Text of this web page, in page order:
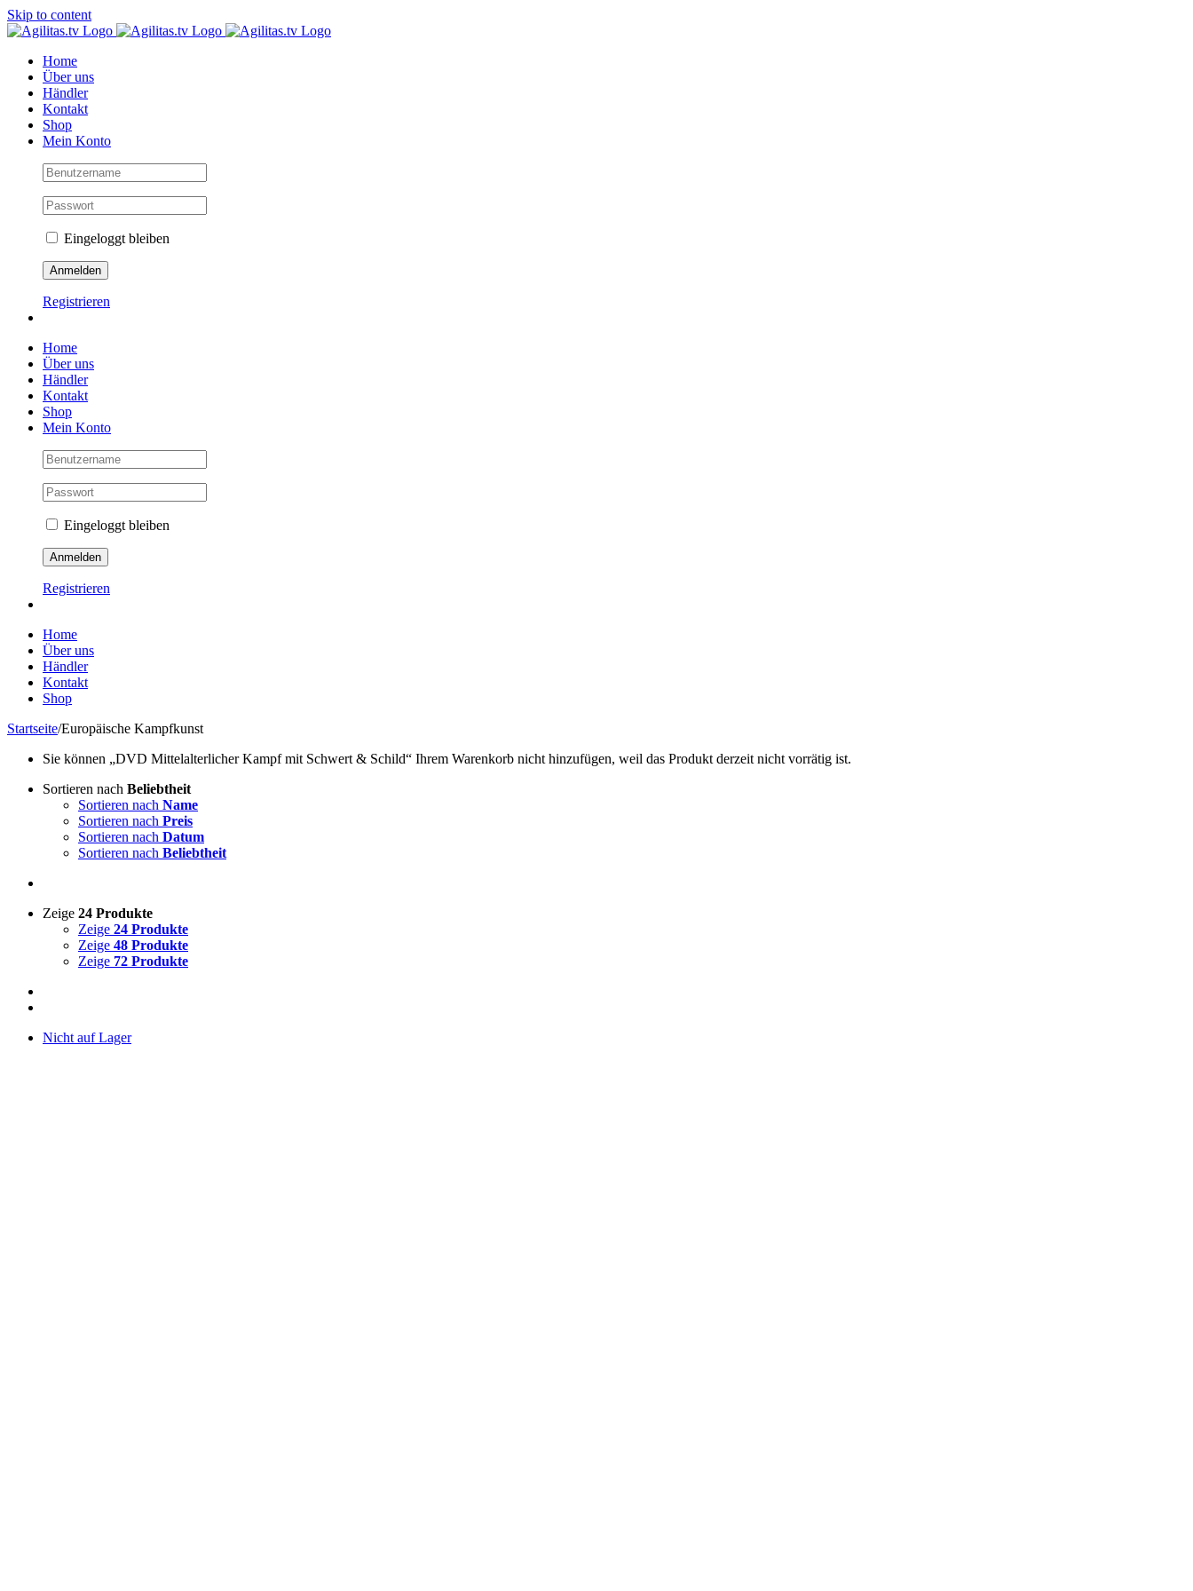
Skip to content
Home
Über uns
Händler
Kontakt
Shop
Mein Konto
Eingeloggt bleiben
Registrieren
Home
Über uns
Händler
Kontakt
Shop
Mein Konto
Eingeloggt bleiben
Registrieren
Home
Über uns
Händler
Kontakt
Shop
Startseite/Europäische Kampfkunst
Sie können „DVD Mittelalterlicher Kampf mit Schwert & Schild“ Ihrem Warenkorb nicht hinzufügen, weil das Produkt derzeit nicht vorrätig ist.
Sortieren nach Beliebtheit
Sortieren nach Name
Sortieren nach Preis
Sortieren nach Datum
Sortieren nach Beliebtheit
Zeige 24 Produkte
Zeige 24 Produkte
Zeige 48 Produkte
Zeige 72 Produkte
Nicht auf Lager